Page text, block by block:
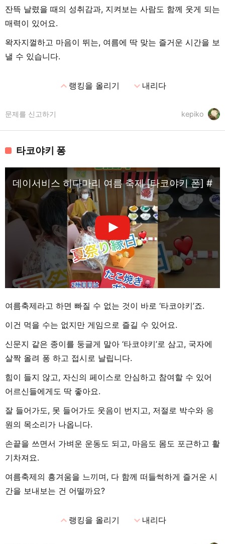
잔뜩 날렸을 때의 성취감과, 지켜보는 사람도 함께 웃게 되는
매력이 있어요.
왁자지껄하고 마음이 뛰는, 여름에 딱 맞는 즐거운 시간을 보
낼 수 있습니다.
expand_less랭킹을 올리기 expand_more내리다
kepiko
문제를 신고하기
타코야키 퐁
데이서비스 히다마리 여름 축제 [타코야키 폰] #
여름축제라고 하면 빠질 수 없는 것이 바로 ‘타코야키’죠.
이건 먹을 수는 없지만 게임으로 즐길 수 있어요.
신문지 같은 종이를 둥글게 말아 ‘타코야키’로 삼고, 국자에
살짝 올려 퐁 하고 접시로 날립니다.
힘이 들지 않고, 자신의 페이스로 안심하고 참여할 수 있어
어르신들에게도 딱 좋아요.
잘 들어가도, 못 들어가도 웃음이 번지고, 저절로 박수와 응
원의 목소리가 나옵니다.
손끝을 쓰면서 가벼운 운동도 되고, 마음도 몸도 포근하고 활
기차져요.
여름축제의 흥겨움을 느끼며, 다 함께 떠들썩하게 즐거운 시
간을 보내보는 건 어떨까요?
expand_less랭킹을 올리기 expand_more내리다